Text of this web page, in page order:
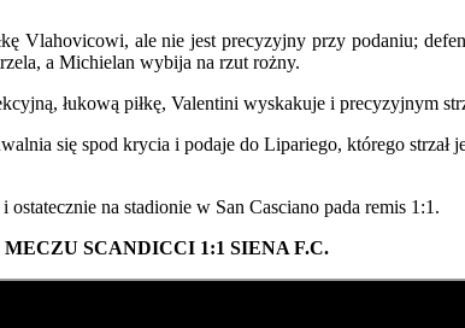
Vlahovicowi, ale nie jest precyzyjny przy podaniu;
a Michielan wybija na rzut rożny.
łukową piłkę, Valentini wyskakuje i precyzyjnym
się spod krycia i podaje do Lipariego, którego strzał
na stadionie w San Casciano pada remis 1:1.
MECZU SCANDICCI 1:1 SIENA F.C.